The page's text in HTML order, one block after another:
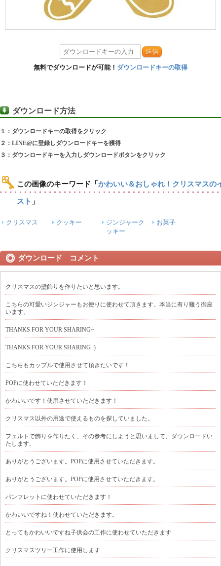
送信
無料でダウンロードが可能！ ダウンロードキーの取得
ダウンロード方法
１：ダウンロードキーの取得をクリック
２：LINE@に登録しダウンロードキーを獲得
３：ダウンロードキーを入力しダウンロードボタンをクリック
この画像のキーワード 「 かわいい＆おしゃれ！クリスマスの
スト 」
クリスマス クッキー
ジンジャーク
ッキー
お菓子
ダウンロード コメント
クリスマスの壁飾りを作りたいと思います。
こちらの可愛いジンジャーもお便りに使わせて頂きます。本当に有り難う御座
います。
THANKS FOR YOUR SHARING~
THANKS FOR YOUR SHARING :)
こちらもカップルで使用させて頂きたいです！
POPに使わせていただきます！
かわいいです！使用させていただきます！
クリスマス以外の用途で使えるものを探していました。
フェルトで飾りを作りたく、その参考にしようと思いまして、ダウンロードい
たします。
ありがとうございます。POPに使用させていただきます。
ありがとうございます。POPに使用させていただきます。
パンフレットに使わせていただきます！
かわいいですね！使わせていただきます。
とってもかわいいですね子供会の工作に使わせていただきます
クリスマスツリー工作に使用します